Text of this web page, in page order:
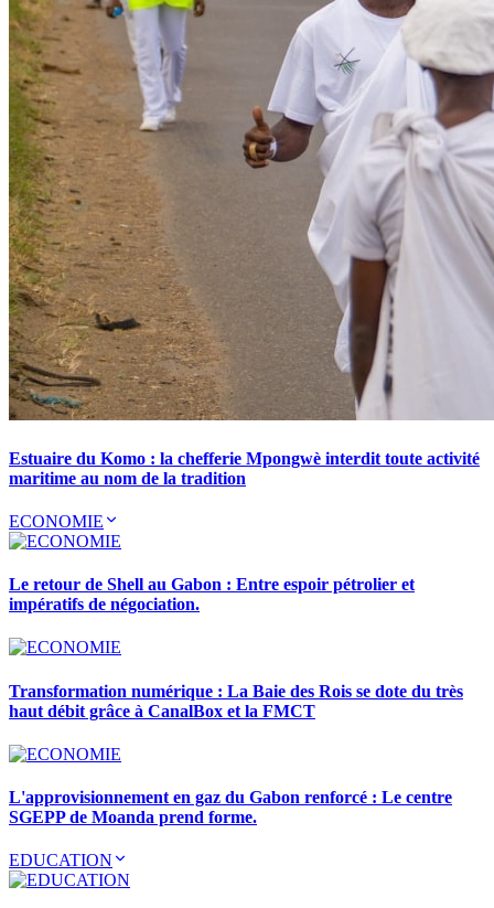
Estuaire du Komo : la chefferie Mpongwè interdit toute activité
maritime au nom de la tradition
ECONOMIE
Le retour de Shell au Gabon : Entre espoir pétrolier et
impératifs de négociation.
Transformation numérique : La Baie des Rois se dote du très
haut débit grâce à CanalBox et la FMCT
L'approvisionnement en gaz du Gabon renforcé : Le centre
SGEPP de Moanda prend forme.
EDUCATION